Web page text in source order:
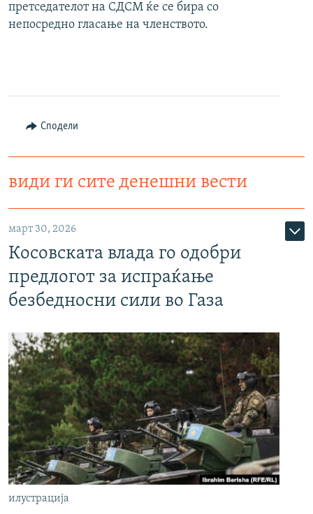
претседателот на СДСМ ќе се бира со
непосредно гласање на членството.
Сподели
види ги сите денешни вести
март 30, 2026
Косовската влада го одобри
предлогот за испраќање
безбедносни сили во Газа
илустрација